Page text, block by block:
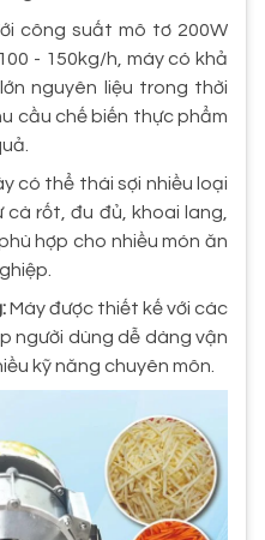
công suất mô tơ 200W
- 150kg/h, máy có khả
nguyên liệu trong thời
cầu chế biến thực phẩm
có thể thái sợi nhiều loại
cà rốt, đu đủ, khoai lang,
hợp cho nhiều món ăn
Máy được thiết kế với các
người dùng dễ dàng vận
kỹ năng chuyên môn.